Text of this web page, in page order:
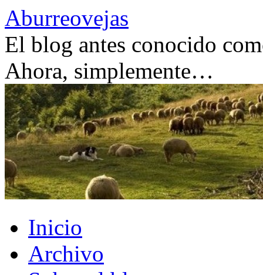
Saltar
al
contenido
Aburreovejas
El blog antes conocido
Ahora, simplemente…
Inicio
Archivo